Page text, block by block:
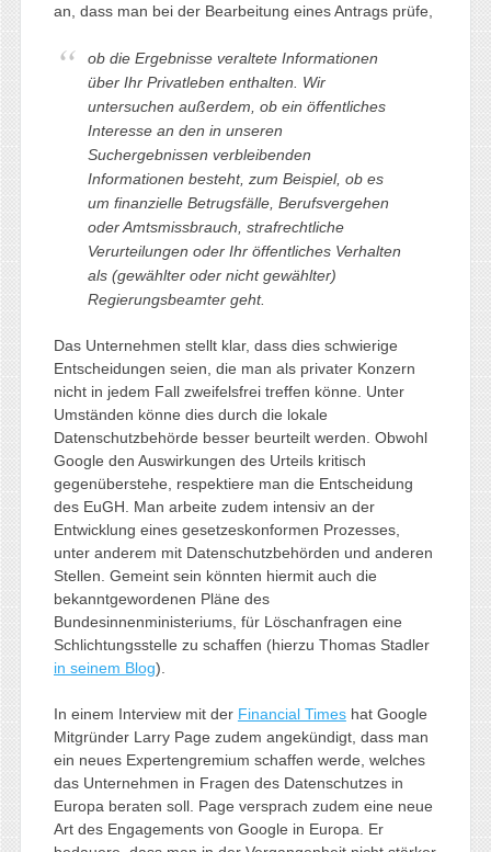
an, dass man bei der Bearbeitung eines Antrags prüfe,
ob die Ergebnisse veraltete Informationen
über Ihr Privatleben enthalten. Wir
untersuchen außerdem, ob ein öffentliches
Interesse an den in unseren
Suchergebnissen verbleibenden
Informationen besteht, zum Beispiel, ob es
um finanzielle Betrugsfälle, Berufsvergehen
oder Amtsmissbrauch, strafrechtliche
Verurteilungen oder Ihr öffentliches Verhalten
als (gewählter oder nicht gewählter)
Regierungsbeamter geht.
Das Unternehmen stellt klar, dass dies schwierige
Entscheidungen seien, die man als privater Konzern
nicht in jedem Fall zweifelsfrei treffen könne. Unter
Umständen könne dies durch die lokale
Datenschutzbehörde besser beurteilt werden. Obwohl
Google den Auswirkungen des Urteils kritisch
gegenüberstehe, respektiere man die Entscheidung
des EuGH. Man arbeite zudem intensiv an der
Entwicklung eines gesetzeskonformen Prozesses,
unter anderem mit Datenschutzbehörden und anderen
Stellen. Gemeint sein könnten hiermit auch die
bekanntgewordenen Pläne des
Bundesinnenministeriums, für Löschanfragen eine
Schlichtungsstelle zu schaffen (hierzu Thomas Stadler
in seinem Blog).
In einem Interview mit der Financial Timeshat Google
Mitgründer Larry Page zudem angekündigt, dass man
ein neues Expertengremium schaffen werde, welches
das Unternehmen in Fragen des Datenschutzes in
Europa beraten soll. Page versprach zudem eine neue
Art des Engagements von Google in Europa. Er